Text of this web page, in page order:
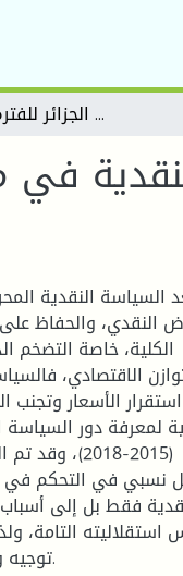
أثر السياسة النقدية في معالجة التضخم - دراسة حالة الجزائر للفترة (2015-2018) -
السياسة النقدية
النقدي، والحفاظ
الكلية، خاصة التضخم
الاقتصادي،
الأسعار وتجنب
لمعرفة دور
(2015-
نسبي في التحكم في
فقط بل إلى أسباب
استقلاليته التامة،
توجيه وتسيير أدواته نحو علاج التضخم وبما يخدم الاقتصاد.